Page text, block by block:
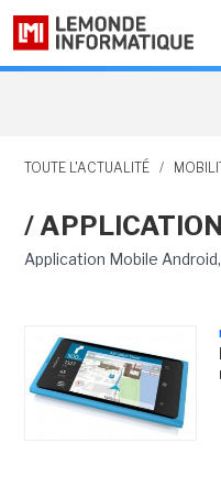
TOUTE L'ACTUALITÉ /
/ APPLICATION
Application Mobile